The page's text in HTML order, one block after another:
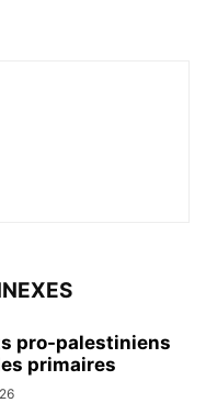
pro-palestiniens
primaires